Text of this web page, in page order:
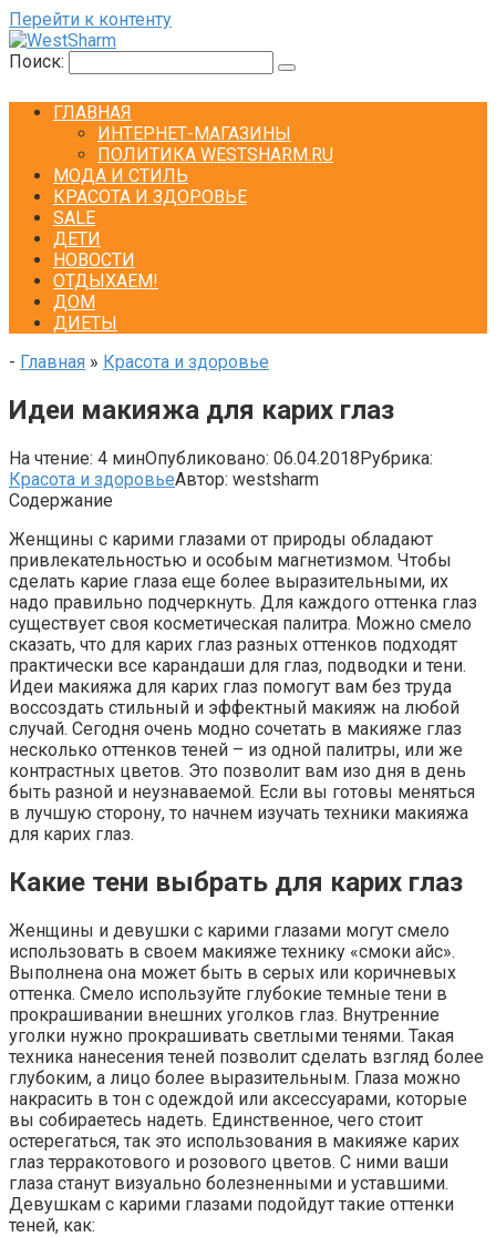
Перейти к контенту
Поиск:
ГЛАВНАЯ
ИНТЕРНЕТ-МАГАЗИНЫ
ПОЛИТИКА WESTSHARM.RU
МОДА И СТИЛЬ
КРАСОТА И ЗДОРОВЬЕ
SALE
ДЕТИ
НОВОСТИ
ОТДЫХАЕМ!
ДОМ
ДИЕТЫ
- Главная » Красота и здоровье
Идеи макияжа для карих глаз
На чтение: 4 минОпубликовано: 06.04.2018Рубрика:
Красота и здоровьеАвтор: westsharm
Содержание
Женщины с карими глазами от природы обладают
привлекательностью и особым магнетизмом. Чтобы
сделать карие глаза еще более выразительными, их
надо правильно подчеркнуть. Для каждого оттенка глаз
существует своя косметическая палитра. Можно смело
сказать, что для карих глаз разных оттенков подходят
практически все карандаши для глаз, подводки и тени.
Идеи макияжа для карих глаз помогут вам без труда
воссоздать стильный и эффектный макияж на любой
случай. Сегодня очень модно сочетать в макияже глаз
несколько оттенков теней – из одной палитры, или же
контрастных цветов. Это позволит вам изо дня в день
быть разной и неузнаваемой. Если вы готовы меняться
в лучшую сторону, то начнем изучать техники макияжа
для карих глаз.
Какие тени выбрать для карих глаз
Женщины и девушки с карими глазами могут смело
использовать в своем макияже технику «смоки айс».
Выполнена она может быть в серых или коричневых
оттенка. Смело используйте глубокие темные тени в
прокрашивании внешних уголков глаз. Внутренние
уголки нужно прокрашивать светлыми тенями. Такая
техника нанесения теней позволит сделать взгляд более
глубоким, а лицо более выразительным. Глаза можно
накрасить в тон с одеждой или аксессуарами, которые
вы собираетесь надеть. Единственное, чего стоит
остерегаться, так это использования в макияже карих
глаз терракотового и розового цветов. С ними ваши
глаза станут визуально болезненными и уставшими.
Девушкам с карими глазами подойдут такие оттенки
теней, как: